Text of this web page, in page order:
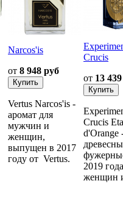
Narcos'is
от 8 948 руб
Vertus Narcos'is -
аромат для
мужчин и
женщин,
выпущен в 2017
году от Vertus.
Crucis
от 13
Crucis
d'Orange
2019
женщин